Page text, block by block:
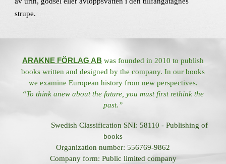
strupe.
ARAKNE FÖRLAG AB was founded in 2010 to publish
books written and designed by the company. In our books
we examine European history from new perspectives.
“To think anew about the future, you must first rethink the
past.”
Swedish Classification SNI: 58110 - Publishing of
books
Organization number: 556769-9862
Company form: Public limited company